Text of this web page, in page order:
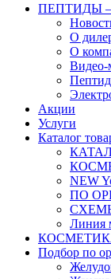
ПЕПТИДЫ
О
О
Видео-
Акции
Услуги
Каталог
NEW
ПО
Линия
Подбор по